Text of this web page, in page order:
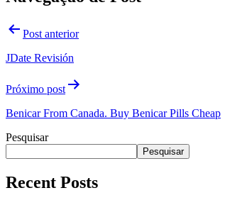
Post anterior
JDate Revisión
Próximo post
Benicar From Canada. Buy Benicar Pills Cheap
Pesquisar
Pesquisar
Recent Posts